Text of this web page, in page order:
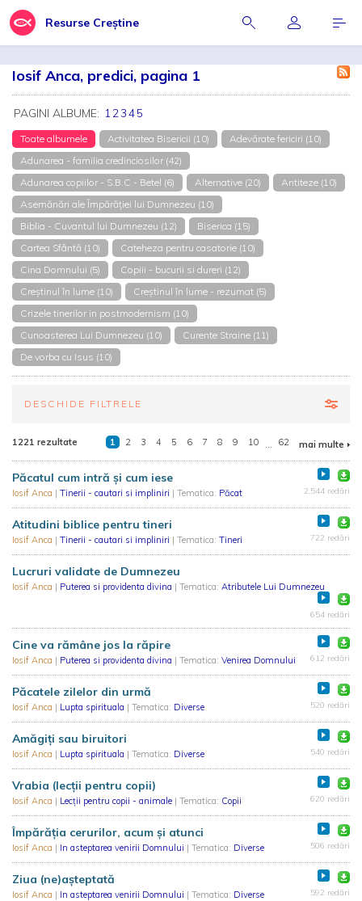
Resurse Creștine
Iosif Anca, predici, pagina 1
PAGINI ALBUME: 12345
Toate albumele Activitatea Bisericii (10)
Adevărate fericiri (10)
Adunarea - familia credinciosilor (42)
Adunarea copiilor - S.B.C - Betel (6)
Alternative (20)
Antiteze (10)
Asemănări ale Împărăției lui Dumnezeu (10)
Biblia - Cuvantul lui Dumnezeu (12)
Biserica (15)
Cartea Sfântă (10)
Cateheza pentru casatorie (10)
Cina Domnului (5)
Copiii - bucurii si dureri (12)
Creștinul în lume (10)
Creștinul în lume - rezumat (5)
Crizele tinerilor in postmodernism (10)
Cunoasterea Lui Dumnezeu (10)
Curente Straine (11)
De vorba cu Isus (10)
DESCHIDE FILTRELE
1221 rezultate 1 2 3 4 5 6 7 8 9 10 ... 62 mai multe
Păcatul cum intră și cum iese
Iosif Anca | Tinerii - cautari si impliniri | Tematica: Păcat 2.544 redări
Atitudini biblice pentru tineri
Iosif Anca | Tinerii - cautari si impliniri | Tematica: Tineri 722 redări
Lucruri validate de Dumnezeu
Iosif Anca | Puterea si providenta divina | Tematica: Atributele Lui Dumnezeu
654 redări
Cine va rămâne jos la răpire
Iosif Anca | Puterea si providenta divina | Tematica: Venirea Domnului 612 redări
Păcatele zilelor din urmă
Iosif Anca | Lupta spirituala | Tematica: Diverse 520 redări
Amăgiți sau biruitori
Iosif Anca | Lupta spirituala | Tematica: Diverse 540 redări
Vrabia (lecții pentru copii)
Iosif Anca | Lecții pentru copii - animale | Tematica: Copii 620 redări
Împărăția cerurilor, acum și atunci
Iosif Anca | In asteptarea venirii Domnului | Tematica: Diverse 506 redări
Ziua (ne)așteptată
Iosif Anca | In asteptarea venirii Domnului | Tematica: Diverse 592 redări